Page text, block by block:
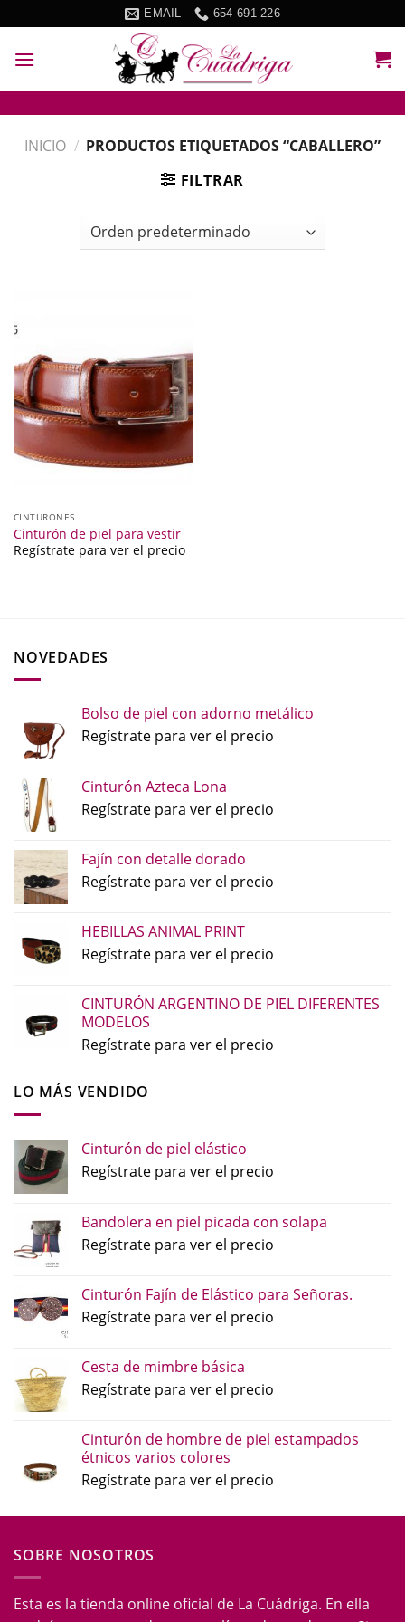
to
content
EMAIL 654 691 226
INICIO / PRODUCTOS ETIQUETADOS “CABALLERO”
FILTRAR
CINTURONES
Cinturón de piel para vestir
Regístrate para ver el precio
NOVEDADES
Bolso de piel con adorno metálico
Regístrate para ver el precio
Cinturón Azteca Lona
Regístrate para ver el precio
Fajín con detalle dorado
Regístrate para ver el precio
HEBILLAS ANIMAL PRINT
Regístrate para ver el precio
CINTURÓN ARGENTINO DE PIEL DIFERENTES
MODELOS
Regístrate para ver el precio
LO MÁS VENDIDO
Cinturón de piel elástico
Regístrate para ver el precio
Bandolera en piel picada con solapa
Regístrate para ver el precio
Cinturón Fajín de Elástico para Señoras.
Regístrate para ver el precio
Cesta de mimbre básica
Regístrate para ver el precio
Cinturón de hombre de piel estampados
étnicos varios colores
Regístrate para ver el precio
SOBRE NOSOTROS
Esta es la tienda online oficial de La Cuádriga. En ella